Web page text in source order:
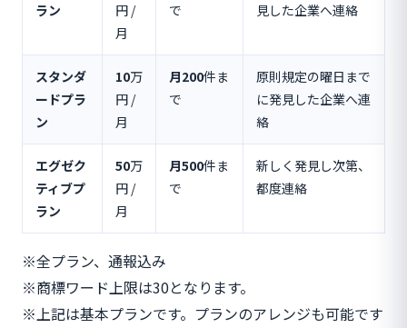
ラン
円 /
月
で
見した企業へ連絡
スタンダ
ードプラ
ン
10万
円 /
月
月200件ま
で
原則規定の曜日まで
に発見した企業へ連
絡
エグゼク
ティブプ
ラン
50万
円 /
月
月500件ま
で
新しく発見し次第、
都度連絡
※全プラン、通報込み
※商標ワード上限は30となります。
※上記は基本プランです。プランのアレンジも可能です